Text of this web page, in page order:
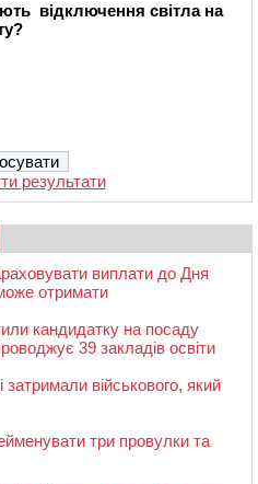
відключення світла на
результати
виплати до Дня
отримати
кандидатку на посаду
39 закладів освіти
військового, який
три провулки та